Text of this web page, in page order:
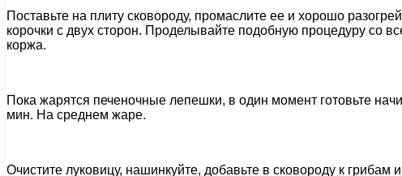
Поставьте на плиту сковороду, промаслите ее и хорошо
корочки с двух сторон. Проделывайте подобную процедуру со
коржа.
Пока жарятся печеночные лепешки, в один момент готовьте
мин. На среднем жаре.
Очистите луковицу, нашинкуйте, добавьте в сковороду к